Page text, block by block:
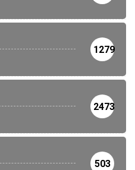
1279
2473
503